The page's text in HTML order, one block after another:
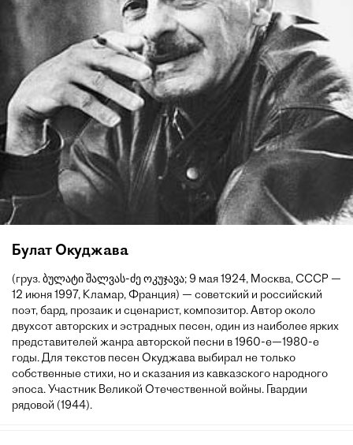
Булат Окуджава
(груз. ბულატი შალვას-ძე ოკუჯავა; 9 мая 1924, Москва, СССР —
12 июня 1997, Кламар, Франция) — советский и российский
поэт, бард, прозаик и сценарист, композитор. Автор около
двухсот авторских и эстрадных песен, один из наиболее ярких
представителей жанра авторской песни в 1960-е—1980-е
годы. Для текстов песен Окуджава выбирал не только
собственные стихи, но и сказания из кавказского народного
эпоса. Участник Великой Отечественной войны. Гвардии
рядовой (1944).